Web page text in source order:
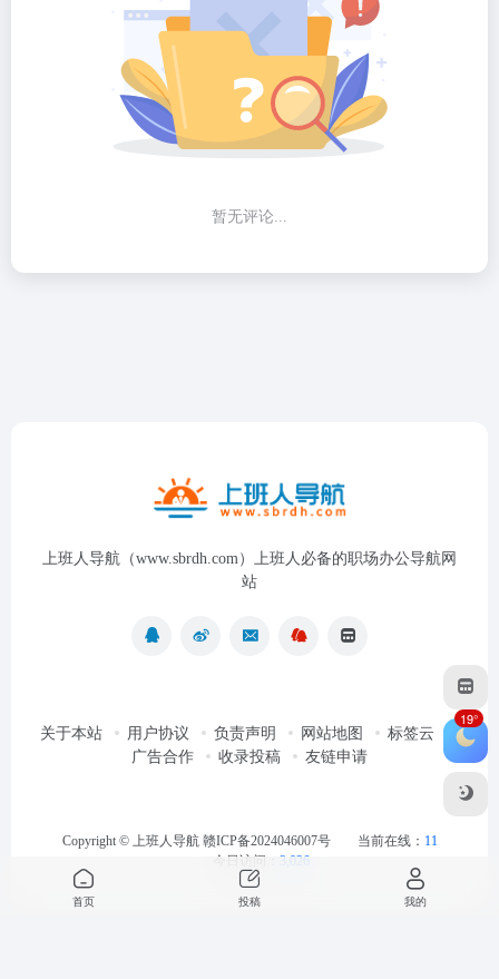
暂无评论...
上班人导航（www.sbrdh.com）上班人必备的职场办公导航网
站
关于本站 用户协议 负责声明 网站地图
标签云
广告合作
收录投稿 友链申请
Copyright © 上班人导航 赣ICP备2024046007号 当前在线： 11
今日访问： 3,026
19°
首页 投稿 我的